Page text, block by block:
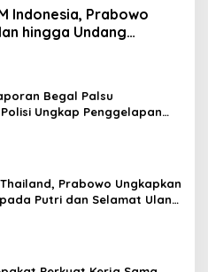
Indonesia, Prabowo
hingga Undang
Begal Palsu
Ungkap Penggelapan
untuk Crypto
Prabowo Ungkapkan
Putri dan Selamat Ulang
Thailand